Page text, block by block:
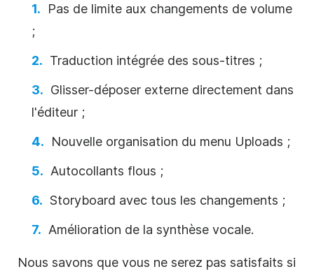
Pas de limite aux changements de volume
;
Traduction intégrée des sous-titres ;
Glisser-déposer externe directement dans
l'éditeur ;
Nouvelle organisation du menu Uploads ;
Autocollants flous ;
Storyboard avec tous les changements ;
Amélioration de la synthèse vocale.
Nous savons que vous ne serez pas satisfaits si